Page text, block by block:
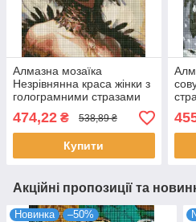
Алмазна мозаїка
Незрівнянна краса жінки з
голограмними стразами
(AB) 40х50 Ідейка
(AMO7699)
474,22 ₴ 538,89 ₴
Купити
Акційні пропозиції та
Новинка –50%